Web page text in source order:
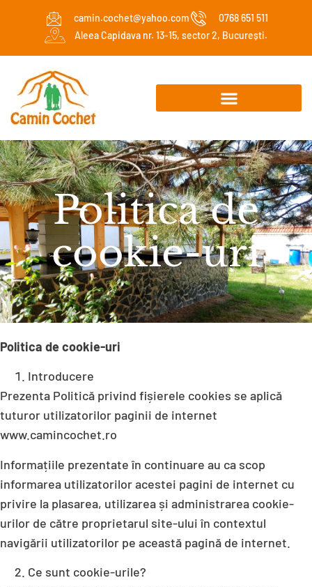
camin.cochet@yahoo.com
0768 651 511
Aleea Capidava nr. 13-15, sector 2, București.
Politica de
cookie-uri
Politica de cookie-uri
Introducere
Prezenta Politică privind fișierele cookies se aplică
tuturor utilizatorilor paginii de internet
www.camincochet.ro
Informațiile prezentate în continuare au ca scop
informarea utilizatorilor acestei pagini de internet cu
privire la plasarea, utilizarea și administrarea cookie-
urilor de către proprietarul site-ului în contextul
navigării utilizatorilor pe această pagină de internet.
Ce sunt cookie-urile?